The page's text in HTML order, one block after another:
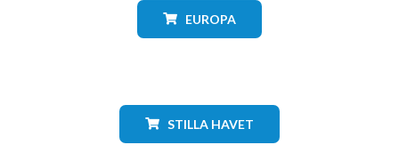
EUROPA
STILLA HAVET